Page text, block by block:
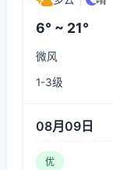
6° ~ 21°
微风
1-3级
08月09日
优